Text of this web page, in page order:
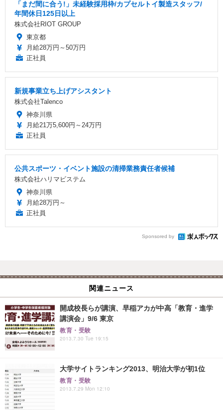
「まだ間に合う!」未経験採用枠/カプセルトイ製造スタッフ/
年間休日125日以上
株式会社RIOT GROUP
東京都
月給28万円～50万円
正社員
新規事業立ち上げアシスタント
株式会社Talenco
神奈川県
月給21万5,600円～24万円
正社員
公共スポーツ・イベント施設の清掃業務責任者候補
株式会社ハリマビステム
神奈川県
月給28万円～
正社員
Sponsored by
関連ニュース
開成校長らが講演、早稲アカが中高「教育・進学
講演会」9/6 東京
教育・受験
2013.7.30 Tue 19:15
大学サイトランキング2013、明治大学が初1位
教育・受験
2013.7.29 Mon 12:10